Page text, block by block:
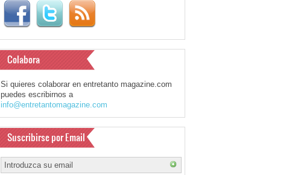
Colabora
Si quieres colaborar en entretanto magazine.com
puedes escribirnos a
info@entretantomagazine.com
Suscribirse por Email